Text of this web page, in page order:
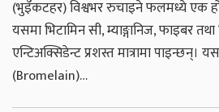
(भुइँकटहर) विश्वभर रुचाइने फलमध्ये एक
यसमा भिटामिन सी, म्याङ्गानिज, फाइबर तथा
एन्टिअक्सिडेन्ट प्रशस्त मात्रामा पाइन्छन्।
(Bromelain)…